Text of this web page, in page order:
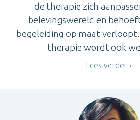
de therapie zich
belevingswereld en
begeleiding op maat verloopt.
therapie wordt ook
Lees verder